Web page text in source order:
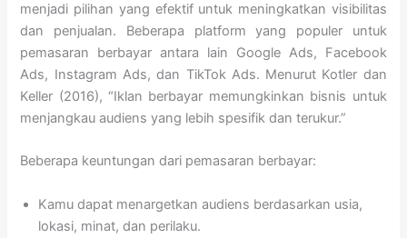
menjadi pilihan yang efektif untuk meningkatkan visibilitas
dan penjualan. Beberapa platform yang populer untuk
pemasaran berbayar antara lain Google Ads, Facebook
Ads, Instagram Ads, dan TikTok Ads. Menurut Kotler dan
Keller (2016), “Iklan berbayar memungkinkan bisnis untuk
menjangkau audiens yang lebih spesifik dan terukur.”
Beberapa keuntungan dari pemasaran berbayar:
Kamu dapat menargetkan audiens berdasarkan usia,
lokasi, minat, dan perilaku.